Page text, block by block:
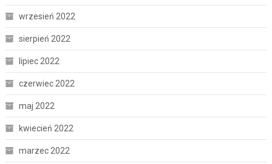
wrzesień 2022
sierpień 2022
lipiec 2022
czerwiec 2022
maj 2022
kwiecień 2022
marzec 2022